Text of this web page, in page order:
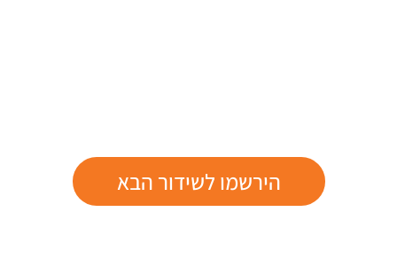
הירשמו לשידור הבא